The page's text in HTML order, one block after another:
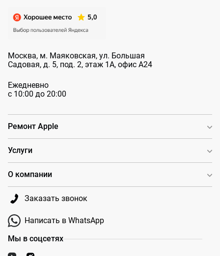
Москва, м. Маяковская, ул. Большая
Садовая, д. 5, под. 2, этаж 1А, офис А24
Ежедневно
с 10:00 до 20:00
Заказать звонок
Написать в WhatsApp
Ремонт Apple
Услуги
О компании
Мы в соцсетях